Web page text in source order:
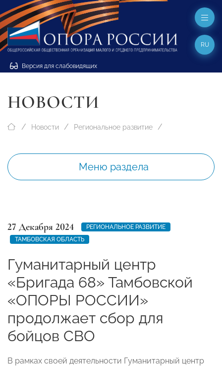
Версия для слабовидящих
RU
НОВОСТИ
Новости Региональное развитие
Меню раздела
27 Декабря 2024
РЕГИОНАЛЬНОЕ РАЗВИТИЕ
ТАМБОВСКАЯ ОБЛАСТЬ
Гуманитарный центр
«Бригада 68» Тамбовской
«ОПОРЫ РОССИИ»
продолжает сбор для
бойцов СВО
В рамках своей деятельности Гуманитарный центр